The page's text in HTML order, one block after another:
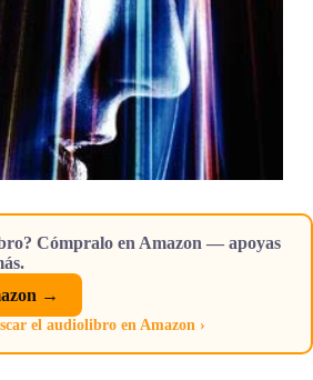
Cómpralo en Amazon — apoyas
→
el audiolibro en Amazon ›